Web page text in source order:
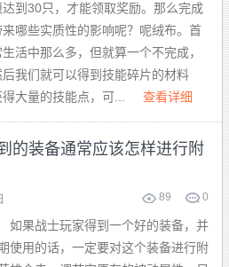
到30只，才能领取奖励。那么完成
哪些实质性的影响呢？呢绒布。首
活中那么多，但就算一个不完成，
们就可以得到技能碎片的材料
大量的技能点，可...
查看详细
的装备通常应该怎样进行附
89 0
果战士玩家得到一个好的装备，并
使用的话，一定要对这个装备进行附